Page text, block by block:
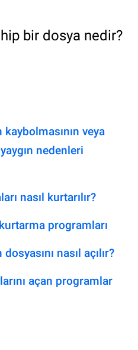
bir dosya nedir?
kaybolmasının veya
nedenleri
nasıl kurtarılır?
programları
nasıl açılır?
açan programlar